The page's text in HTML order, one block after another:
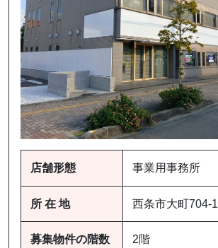
店舗形態 事業用事務所
所 在 地 西条市大町704-1
募集物件の階数 2階